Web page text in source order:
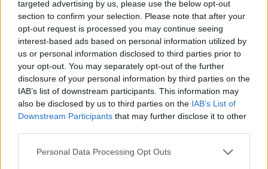
targeted advertising by us, please use the below opt-out
section to confirm your selection. Please note that after your
opt-out request is processed you may continue seeing
interest-based ads based on personal information utilized by
us or personal information disclosed to third parties prior to
your opt-out. You may separately opt-out of the further
disclosure of your personal information by third parties on the
IAB’s list of downstream participants. This information may
also be disclosed by us to third parties on the IAB’s List of
Downstream Participants that may further disclose it to other
Personal Data Processing Opt Outs
T. szereti a fiatal lányokat 14. rész
Pedig szóltam… – Miért nem hiszünk a